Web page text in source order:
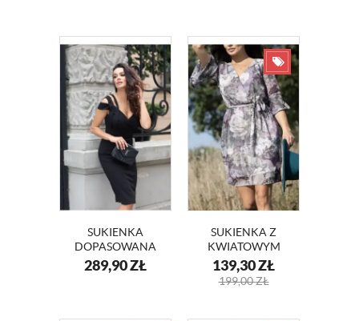
SUKIENKA
DOPASOWANA
CZARNA RITA
KM347
289,90ZŁ
SUKIENKA Z
KWIATOWYM
WZOREM TINA
KM345-1
139,30ZŁ
199,00ZŁ